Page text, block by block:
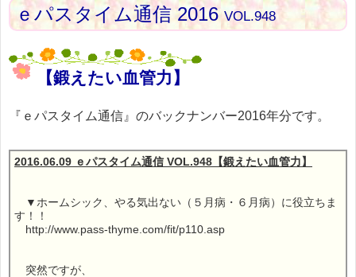
ｅパスタイム通信 2016VOL.948
【鍛えたい血管力】
『ｅパスタイム通信』のバックナンバー2016年分です。
2016.06.09 ｅパスタイム通信 VOL.948【鍛えたい血管力】
▼ホームシック、やる気出ない（５月病・６月病）に役立ちま
す！！
http://www.pass-thyme.com/fit/p110.asp
突然ですが、